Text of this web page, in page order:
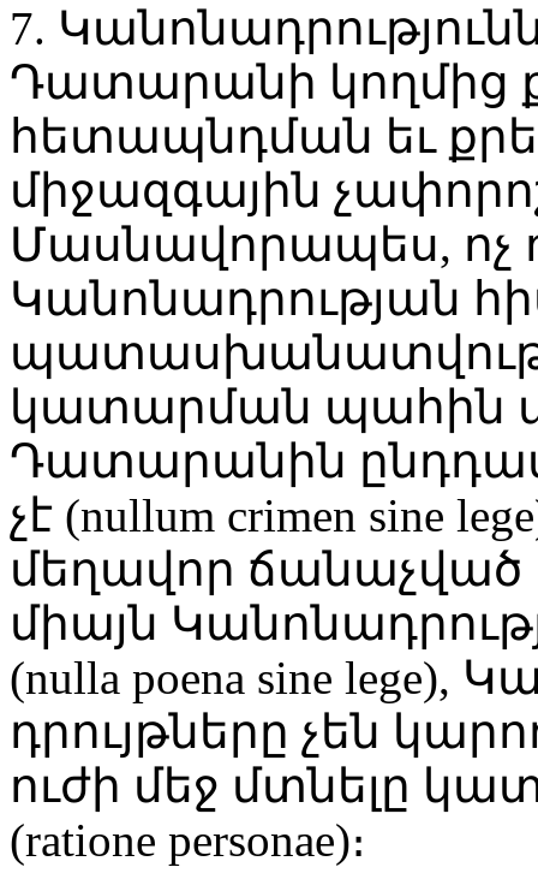
7.
Դատարանի կողմից
հետապնդման եւ
միջազգային
Մասնավորապես, ոչ
Կանոնադրության
կատարման պահին
Դատարանին
չէ (nullum crimen sine
մեղավոր
միայն
(nulla poena sine
դրույթները չեն
ուժի մեջ մտնելը
(ratione personae)։